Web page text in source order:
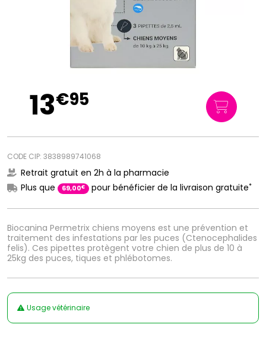
Biocanina Permetrix chiens moyens est une prévention et
traitement des infestations par les puces (Ctenocephalides
felis). Ces pipettes protègent votre chien de plus de 10 à
25kg des puces, tiques et phlébotomes.
13€95
CODE CIP: 3838989741068
Retrait gratuit en 2h à la pharmacie
Plus que
69,00€ pour bénéficier de la livraison gratuite*
Usage vétérinaire